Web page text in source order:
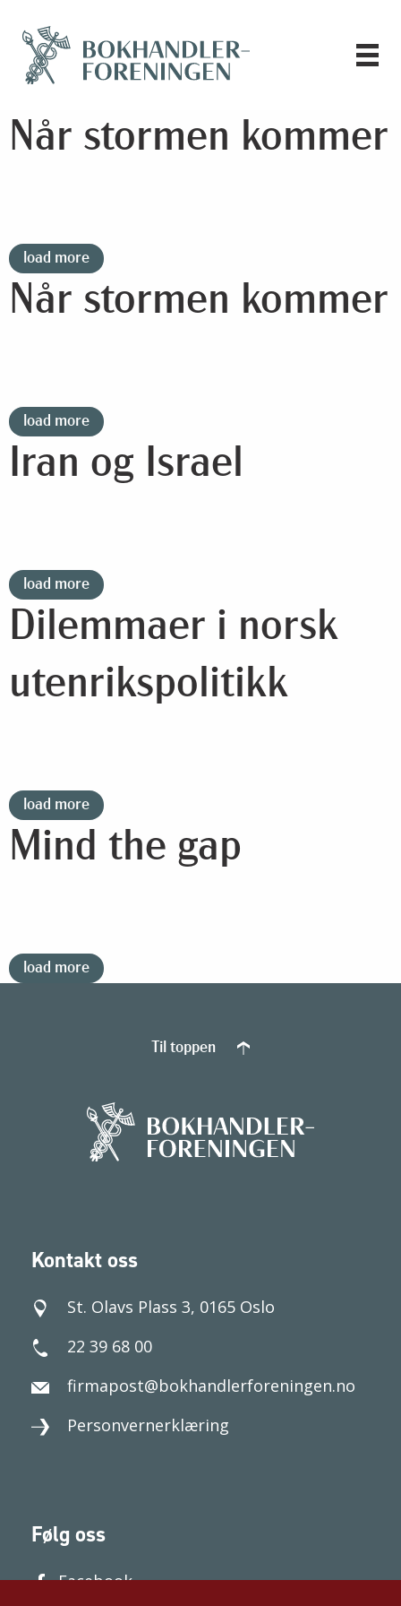
Når stormen kommer
load more
Når stormen kommer
load more
Iran og Israel
load more
Dilemmaer i norsk
utenrikspolitikk
load more
Mind the gap
load more
Kontakt oss
St. Olavs Plass 3, 0165 Oslo
22 39 68 00
firmapost@bokhandlerforeningen.no
Personvernerklæring
Følg oss
Facebook
Til toppen